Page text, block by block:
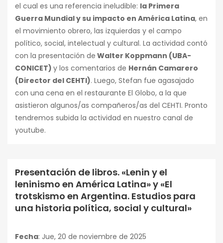
el cual es una referencia ineludible: la Primera
Guerra Mundial y su impacto en América Latina, en
el movimiento obrero, las izquierdas y el campo
político, social, intelectual y cultural. La actividad contó
con la presentación de Walter Koppmann (UBA-
CONICET) y los comentarios de Hernán Camarero
(Director del CEHTI). Luego, Stefan fue agasajado
con una cena en el restaurante El Globo, a la que
asistieron algunos/as compañeros/as del CEHTI. Pronto
tendremos subida la actividad en nuestro canal de
youtube.
Conferencias
Presentación de libros. «Lenin y el
leninismo en América Latina» y «El
trotskismo en Argentina. Estudios para
una historia política, social y cultural»
Fecha: Jue, 20 de noviembre de 2025